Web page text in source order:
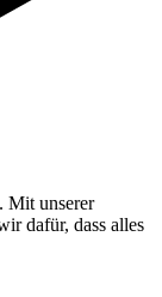
Mit unserer
dafür, dass alles